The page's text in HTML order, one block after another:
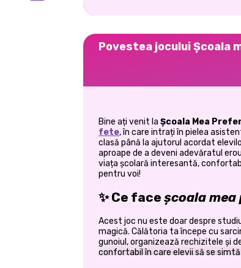
Povestea jocului Școala
Bine ați venit la Școala Mea
fete, în care intrați în pielea
clasă până la ajutorul acordat
aproape de a deveni adevăratul
viața școlară interesantă,
pentru voi!
✨ Ce face școala
Acest joc nu este doar despre
magică. Călătoria ta începe cu
gunoiul, organizează rechizitele și
confortabil în care elevii să se